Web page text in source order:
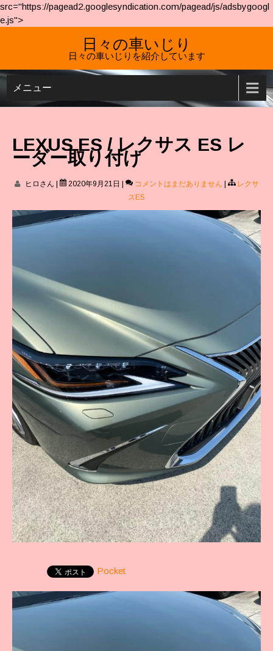
src="https://pagead2.googlesyndication.com/pagead/js/adsbygoogl
e.js">
日々の車いじり
日々の車いじりを紹介しています
メニュー
LEXUS ES / レクサス ES レ
ーダー取り付け
ヒロさん 2020年9月21日 コメントはまだありません
レクサ
スES
Pocket